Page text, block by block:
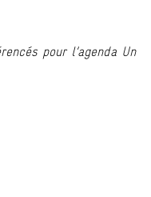
les Ballets Jazz de
l'Opéra de Nice, le
National de
l'Alberta
Codirectrice et
Theater de Zürich
ballet et
pour l’agenda Un